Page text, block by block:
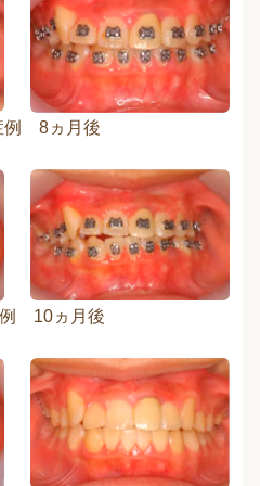
例 8ヵ月後
10ヵ月後